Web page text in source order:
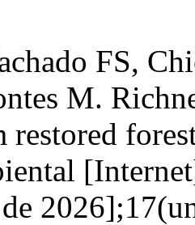
FS,
M.
de